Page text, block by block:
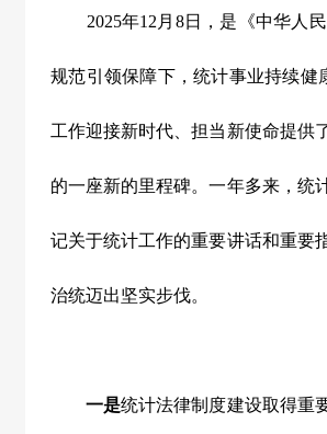
2025年12 月 8日，是《中华人
规范引领保障下，统计事业持续健
工作迎接新时代、担当新使命提供
的一座新的里程碑。一年多来，统
记关于统计工作的重要讲话和重要
治统迈出坚实步伐。
一是统计法律制度建设取得重